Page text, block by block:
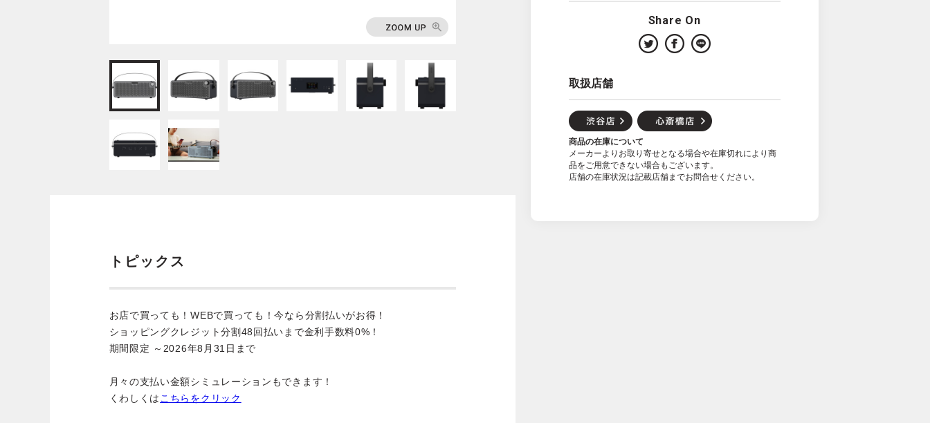
Share On
取扱店舗
商品の在庫について
メーカーよりお取り寄せとなる場合や在庫切れにより商
品をご用意できない場合もございます。
店舗の在庫状況は記載店舗までお問合せください。
トピックス
お店で買っても！WEBで買っても！今なら分割払いがお得！
ショッピングクレジット分割48回払いまで金利手数料0%！
期間限定 ～2026年8月31日まで
月々の支払い金額シミュレーションもできます！
くわしくは こちらをクリック